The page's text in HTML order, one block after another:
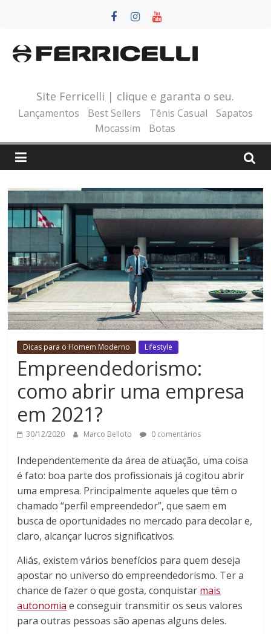
conteúdo
Site Ferricelli | clique e garanta o seu.
Lançamentos Best Sellers Tênis Casual
Sapatos
Mocassim
Botas
Dicas para o Homem Moderno Lifestyle
Empreendedorismo:
como abrir uma empresa
em 2021?
30/12/2020 Marco Belloto 0 comentários
Independentemente da área de atuação, uma coisa
é fato: boa parte dos profissionais já cogitou abrir
uma empresa. Principalmente aqueles que têm o
chamado “perfil empreendedor”, que saem em
busca de oportunidades no mercado para decolar e,
claro, alcançar lucros significativos.
Aliás, existem vários benefícios para quem deseja
apostar no universo do empreendedorismo. Ter a
chance de fazer o que gosta, conquistar mais
autonomia e conseguir transmitir os seus valores
para outras pessoas são apenas alguns deles.